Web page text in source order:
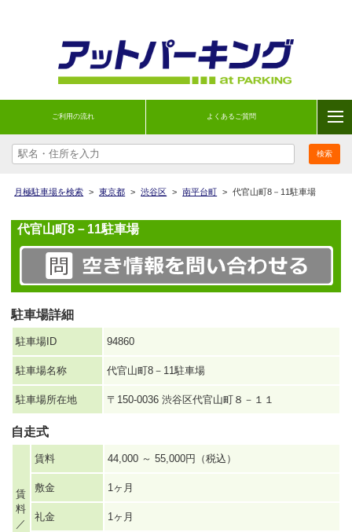
ご利用の流れ よくあるご質問
月極駐車場を検索 > 東京都 > 渋谷区 > 南平台町 > 代官山町8－11駐車場
代官山町8－11駐車場
駐車場詳細
駐車場ID 94860
駐車場名称 代官山町8－11駐車場
駐車場所在地 〒150-0036 渋谷区代官山町８－１１
自走式
賃
料
／
賃料 44,000 ～ 55,000円（税込）
敷金 1ヶ月
礼金 1ヶ月